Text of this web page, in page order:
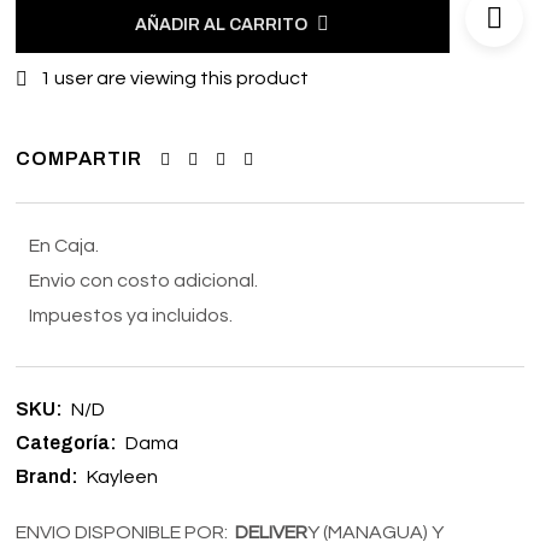
AÑADIR AL CARRITO
1 user are viewing this product
COMPARTIR
En Caja.
Envio con costo adicional.
Impuestos ya incluidos.
SKU: N/D
Categoría: Dama
Brand: Kayleen
ENVIO DISPONIBLE POR: DELIVERY (MANAGUA) Y